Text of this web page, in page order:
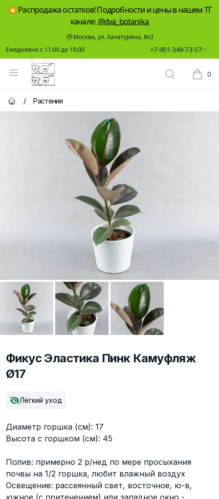
💥 Распродажа остатков! Подробности и цены в нашем ТГ
канале: @dva_botanika
Москва, ул. Хачатуряна, 8к3
Ежедневно с 11:00 до 19:00
+7-901-349-73-57
Открыть меню
Два Ботаника
Поиск
0
Главная страница
/ Растения
Фикус Эластика Пинк Камуфляж
Ø17
Описание
Лёгкий уход
Диаметр горшка (см): 17
Высота с горшком (см): 45
Полив: примерно 2 р/нед по мере просыхания
почвы на 1/2 горшка, любит влажный воздух
Освещение: рассеянный свет, восточное, ю-в,
южное (с притенением) или западное окно -